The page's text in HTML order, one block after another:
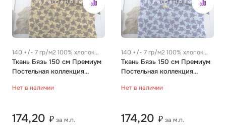
140 +/- 7 гр/м2 100% хлопок
0.27 м
Ткань Бязь 150 см Премиум
Постельная коллекция
Нет в наличии
174,20 ₽ за м.п.
140 +/- 7 гр/м2 100% хлопок
0.27 м
Ткань Бязь 150 см Премиум
Постельная коллекция
Нет в наличии
174,20 ₽ за м.п.